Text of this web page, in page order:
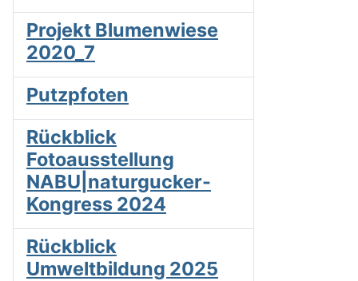
Projekt Blumenwiese
2020_7
Putzpfoten
Rückblick
Fotoausstellung
NABU|naturgucker-
Kongress 2024
Rückblick
Umweltbildung 2025